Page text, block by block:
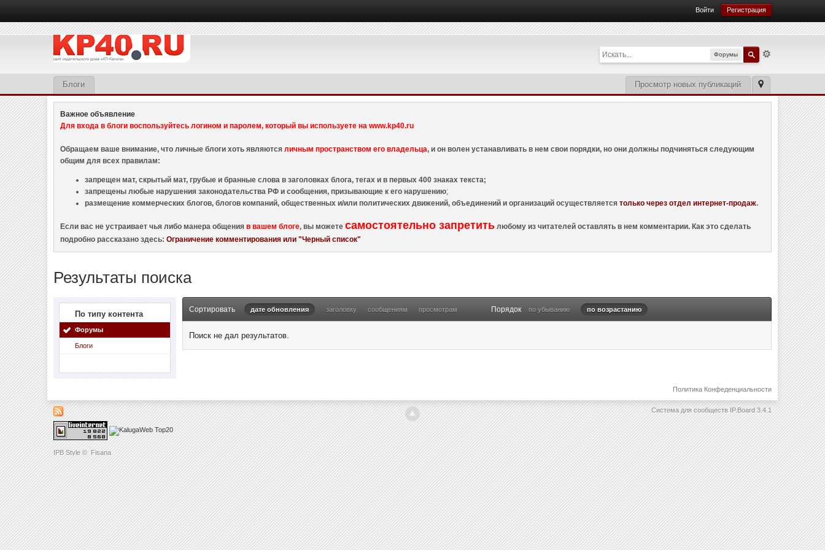
IPB Style © Fisana
Войти Регистрация
Форумы
Просмотр новых публикаций
Блоги
Важное объявление
Для входа в блоги воспользуйтесь логином и паролем, который вы используете на www.kp40.ru
Обращаем ваше внимание, что личные блоги хоть являютсяличным пространством его владельца, и он волен устанавливать в нем свои порядки, но они должны подчиняться следующим
общим для всех правилам:
запрещен мат, скрытый мат, грубые и бранные слова в заголовках блога, тегах и в первых 400 знаках текста;
запрещены любые нарушения законодательства РФ и сообщения, призывающие к его нарушению;
размещение коммерческих блогов, блогов компаний, общественных и/или политических движений, объединений и организаций осуществляетсятолько через отдел интернет-продаж.
Если вас не устраивает чья либо манера общенияв вашем блоге, вы можетесамостоятельно запретить любому из читателей оставлять в нем комментарии. Как это сделать
подробно рассказано здесь:Ограничение комментирования или "Черный список"
Результаты поиска
По типу контента
Форумы
Блоги
Сортировать дате обновления заголовку сообщениям просмотрам Порядок по убыванию по возрастанию
Поиск не дал результатов.
Политика Конфеденциальности
Система для сообществ IP.Board 3.4.1